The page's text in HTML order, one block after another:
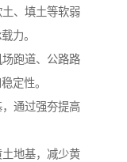
、填土等软弱
力。
跑道、公路路
定性。
通过强夯提高
地基，减少黄